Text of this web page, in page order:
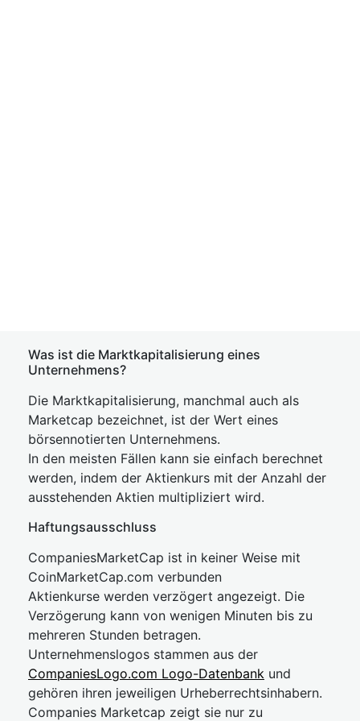
Was ist die Marktkapitalisierung eines
Unternehmens?
Die Marktkapitalisierung, manchmal auch als
Marketcap bezeichnet, ist der Wert eines
börsennotierten Unternehmens.
In den meisten Fällen kann sie einfach berechnet
werden, indem der Aktienkurs mit der Anzahl der
ausstehenden Aktien multipliziert wird.
Haftungsausschluss
CompaniesMarketCap ist in keiner Weise mit
CoinMarketCap.com verbunden
Aktienkurse werden verzögert angezeigt. Die
Verzögerung kann von wenigen Minuten bis zu
mehreren Stunden betragen.
Unternehmenslogos stammen aus der
CompaniesLogo.com Logo-Datenbank und
gehören ihren jeweiligen Urheberrechtsinhabern.
Companies Marketcap zeigt sie nur zu